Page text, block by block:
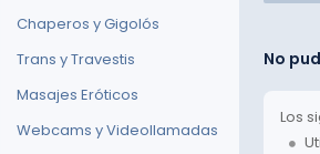
Chaperos y Gigolós
Trans y Travestis
Masajes Eróticos
Webcams y Videollamadas
No
Los